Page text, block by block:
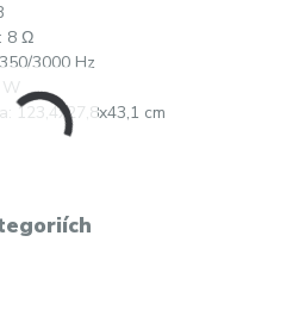
8 Ω
3000 Hz
W
123,4x27,8x43,1 cm